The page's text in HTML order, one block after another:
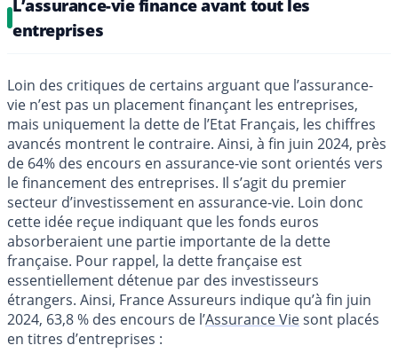
L’assurance-vie finance avant tout les
entreprises
Loin des critiques de certains arguant que l’assurance-
vie n’est pas un placement finançant les entreprises,
mais uniquement la dette de l’Etat Français, les chiffres
avancés montrent le contraire. Ainsi, à fin juin 2024, près
de 64% des encours en assurance-vie sont orientés vers
le financement des entreprises. Il s’agit du premier
secteur d’investissement en assurance-vie. Loin donc
cette idée reçue indiquant que les fonds euros
absorberaient une partie importante de la dette
française. Pour rappel, la dette française est
essentiellement détenue par des investisseurs
étrangers. Ainsi, France Assureurs indique qu’à fin juin
2024, 63,8 % des encours de l’Assurance Viesont placés
en titres d’entreprises :